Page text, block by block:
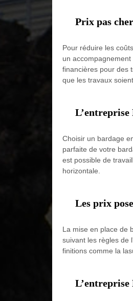
Prix pas
Pour réduire les
un
financières pour des
que les travaux
L’entreprise
Choisir un bardage
parfaite de votre
est possible de
horizontale.
Les prix
La mise en place de
suivant les règles de
finitions comme la
L’entreprise